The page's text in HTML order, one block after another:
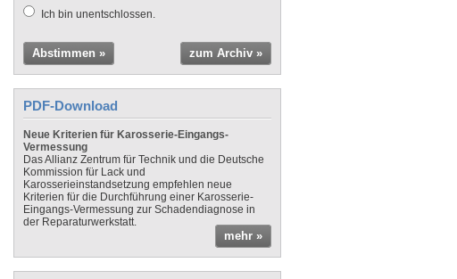
Ich bin unentschlossen.
Abstimmen » zum Archiv »
PDF-Download
Neue Kriterien für Karosserie-Eingangs-
Vermessung
Das Allianz Zentrum für Technik und die Deutsche
Kommission für Lack und
Karosserieinstandsetzung empfehlen neue
Kriterien für die Durchführung einer Karosserie-
Eingangs-Vermessung zur Schadendiagnose in
der Reparaturwerkstatt.
mehr »